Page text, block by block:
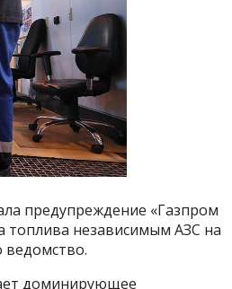
предупреждение «Газпром
топлива независимым АЗС на
ведомство.
доминирующее